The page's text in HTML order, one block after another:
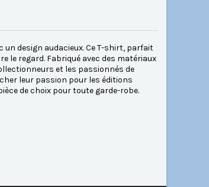
design audacieux. Ce T-shirt, parfait
le regard. Fabriqué avec des matériaux
et les passionnés de
leur passion pour les éditions
de choix pour toute garde-robe.